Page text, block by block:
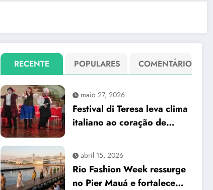
RECENTE POPULARES COMENTÁRIO
maio 27, 2026
Festival di Teresa leva clima
italiano ao coração de
abril 15, 2026
Rio Fashion Week ressurge
no Pier Mauá e fortalece